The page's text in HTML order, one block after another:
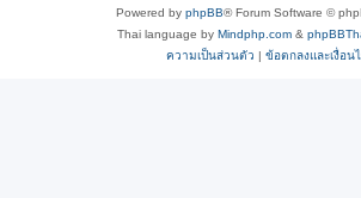
Powered by phpBB® Forum Software ©
Thai language by Mindphp.com&
ความเป็นส่วนตัว | ข้อตกลงและเงื่อน